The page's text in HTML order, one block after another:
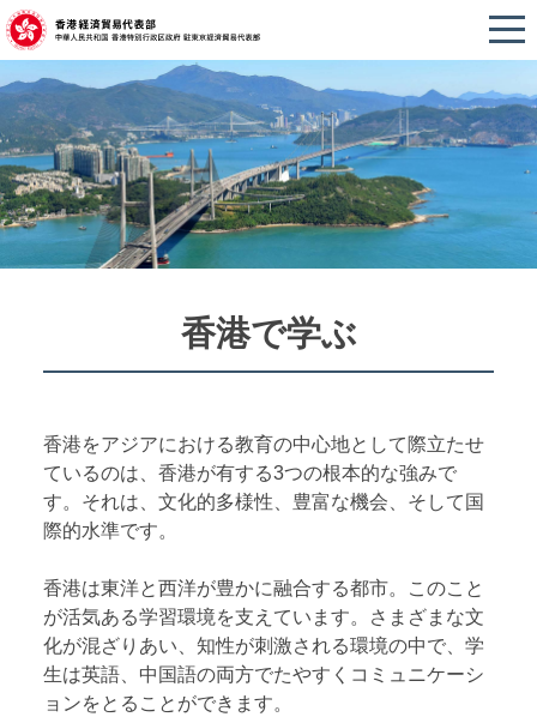
香港で学ぶ
香港をアジアにおける教育の中心地として際立たせ
ているのは、香港が有する3つの根本的な強みで
す。それは、文化的多様性、豊富な機会、そして国
際的水準です。
香港は東洋と西洋が豊かに融合する都市。このこと
が活気ある学習環境を支えています。さまざまな文
化が混ざりあい、知性が刺激される環境の中で、学
生は英語、中国語の両方でたやすくコミュニケーシ
ョンをとることができます。